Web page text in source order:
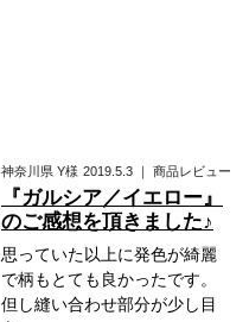
神奈川県 Y様 2019.5.3 ｜ 商品レビュー
『ガルシア／イエロー』
のご感想を頂きました♪
思っていた以上に発色が綺麗
で柄もとても良かったです。
但し縫い合わせ部分が少し目